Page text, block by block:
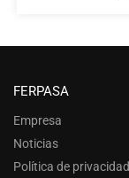
FERPASA
Empresa
Noticias
Política de privacidad